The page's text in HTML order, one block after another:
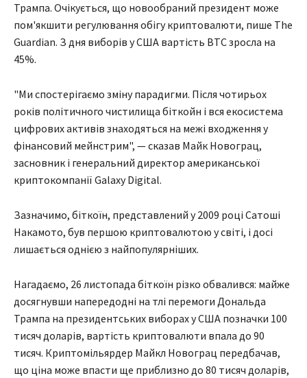
Трампа. Очікується, що новообраний президент може
пом'якшити регулювання обігу криптовалюти, пише The
Guardian. З дня виборів у США вартість BTC зросла на
45%.
"Ми спостерігаємо зміну парадигми. Після чотирьох
років політичного чистилища біткойн і вся екосистема
цифрових активів знаходяться на межі входження у
фінансовий мейнстрим", — сказав Майк Новограц,
засновник і генеральний директор американської
криптокомпанії Galaxy Digital.
Зазначимо, біткоїн, представлений у 2009 році Сатоші
Накамото, був першою криптовалютою у світі, і досі
лишається однією з найпопулярніших.
Нагадаємо, 26 листопада біткоїн різко обвалився: майже
досягнувши напередодні на тлі перемоги Дональда
Трампа на президентських виборах у США позначки 100
тисяч доларів, вартість криптовалюти впала до 90
тисяч. Криптомільярдер Майкл Новограц передбачав,
що ціна може впасти ще приблизно до 80 тисяч доларів,